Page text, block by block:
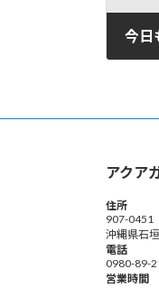
今日
アクア
住所
907-0451
沖縄県石
電話
0980-89-
営業時間